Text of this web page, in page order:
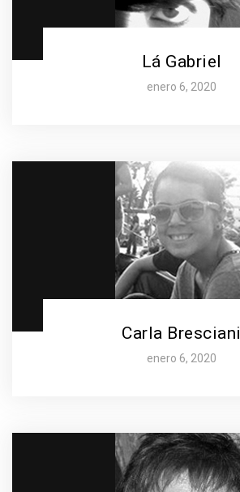
Lá Gabriel
enero 6, 2020
Carla Bresciani
enero 6, 2020